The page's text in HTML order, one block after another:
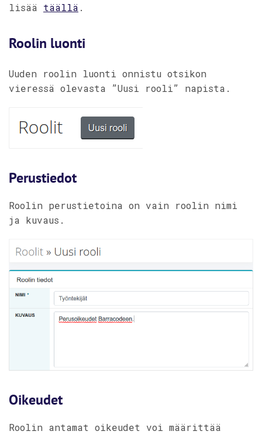
lisää täällä .
Roolin luonti
Uuden roolin luonti onnistu otsikon
vieressä olevasta ”Uusi rooli” napista.
Perustiedot
Roolin perustietoina on vain roolin nimi
ja kuvaus.
Oikeudet
Roolin antamat oikeudet voi määrittää